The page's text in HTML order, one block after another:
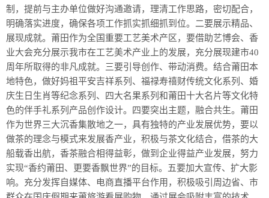
制，提前与主办单位做好沟通邀请，理清工作思路，密切配合，
明确落实进度，确保各项工作抓实抓细抓到位。二要展示精品、
展现成就。莆田作为全国重要工艺美术产区，要借助艺博会、香
业大会充分展示我市在工艺美术产业上的发展，充分展现建市40
周年所取得的非凡成就。三要引导创作、带动消费。结合莆田本
地特色，做好妈祖平安吉祥系列、福禄寿禧财传统文化系列、婚
庆生日生肖等纪念系列、四大名果系列和莆田十大名片等文化特
色的伴手礼系列产品创作设计。四要突出主题，融合共生。莆田
作为世界三大沉香集散地之一，具有独特的产业发展优势，要以
做茶的理念与模式来发展香产业，积极与茶文化结合，借茶的大
船载香出航，香茶融合相得益彰，做到企业得益产业发展，努力
实现“香约莆田、更要香飘世界”的目标。五要加大宣传、扩大影
响。充分发挥自媒体、电商直播平台作用，积极吸引周边省、市